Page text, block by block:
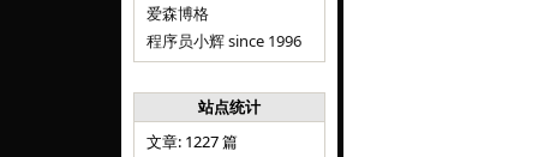
爱森博格
程序员小辉 since 1996
站点统计
文章: 1227 篇